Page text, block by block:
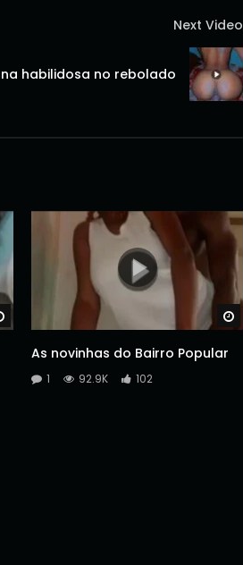
Next Video
habilidosa no rebolado
Watch Later
As novinhas do Bairro Popular
1 92.9K 102